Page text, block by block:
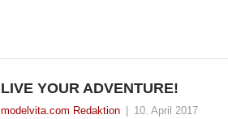
LIVE YOUR ADVENTURE!
modelvita.com Redaktion 10. April 2017